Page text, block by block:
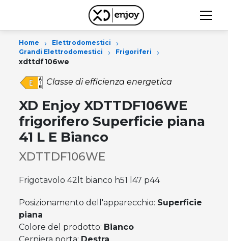
Home › Elettrodomestici ›
Grandi Elettrodomestici › Frigoriferi ›
xdttdf106we
Classe di efficienza energetica
XD Enjoy XDTTDF106WE
frigorifero Superficie piana
41 L E Bianco
XDTTDF106WE
Frigotavolo 42lt bianco h51 l47 p44
Posizionamento dell'apparecchio: Superficie
piana
Colore del prodotto: Bianco